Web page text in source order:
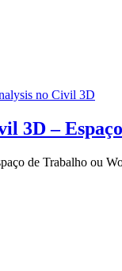
3D –
de Trabalho ou